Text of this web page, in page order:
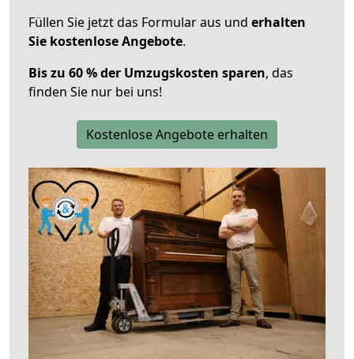
Füllen Sie jetzt das Formular aus und erhalten
Sie kostenlose Angebote.
Bis zu 60 % der Umzugskosten sparen, das
finden Sie nur bei uns!
Kostenlose Angebote erhalten